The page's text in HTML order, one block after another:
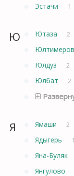
Эстачи 1
Ю Ютаза 2
Юлдуз 2
Юлбат 2
Я Ямаши 2
Ядыгерь 1
Яна-Буляк
Янгулово